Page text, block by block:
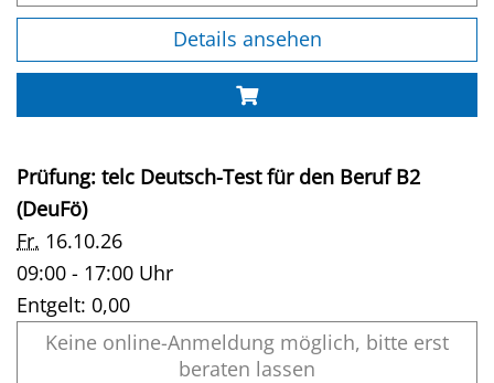
Details ansehen
Prüfung: telc Deutsch-Test für den Beruf B2
(DeuFö)
Fr. 16.10.26
09:00 - 17:00 Uhr
Entgelt: 0,00
Keine online-Anmeldung möglich, bitte erst
beraten lassen